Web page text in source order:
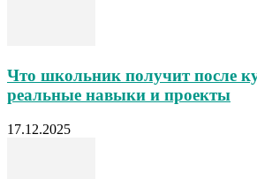
Что школьник получит после
реальные навыки и проекты
17.12.2025